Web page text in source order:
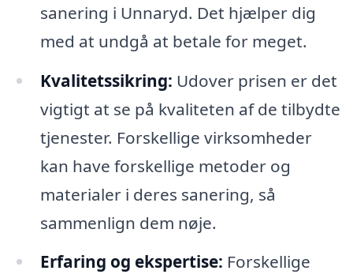
sanering i Unnaryd. Det hjælper dig
med at undgå at betale for meget.
Kvalitetssikring: Udover prisen er det
vigtigt at se på kvaliteten af de tilbydte
tjenester. Forskellige virksomheder
kan have forskellige metoder og
materialer i deres sanering, så
sammenlign dem nøje.
Erfaring og ekspertise: Forskellige